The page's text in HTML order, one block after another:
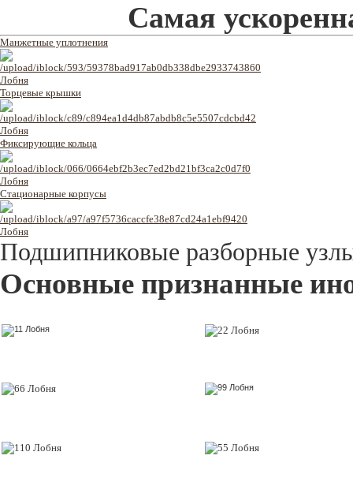
Самая
Манжетные уплотнения
Торцевые крышки
Фиксирующие кольца
Стационарные корпусы
Подшипниковые разборные
Основные признанные